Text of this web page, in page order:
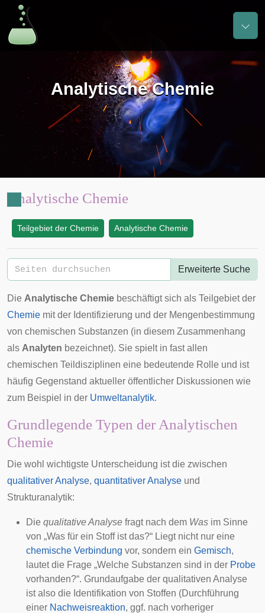
Analytische Chemie
Analytische Chemie
Teilgebiet der Chemie Analytische Chemie
Erweiterte Suche
Die Analytische Chemie beschäftigt sich als Teilgebiet der
Chemie mit der Identifizierung und der Mengenbestimmung
von chemischen Substanzen (in diesem Zusammenhang
als Analyten bezeichnet). Sie spielt in fast allen
chemischen Teildisziplinen eine bedeutende Rolle und ist
häufig Gegenstand aktueller öffentlicher Diskussionen wie
zum Beispiel in der Umweltanalytik.
Grundlegende Typen der Analytischen
Chemie
Die wohl wichtigste Unterscheidung ist die zwischen
qualitativer Analyse, quantitativer Analyse und
Strukturanalytik:
Die qualitative Analyse fragt nach dem Was im Sinne
von „Was für ein Stoff ist das?“ Liegt nicht nur eine
chemische Verbindung vor, sondern ein Gemisch,
lautet die Frage „Welche Substanzen sind in der Probe
vorhanden?“. Grundaufgabe der qualitativen Analyse
ist also die Identifikation von Stoffen (Durchführung
einer Nachweisreaktion, ggf. nach vorheriger